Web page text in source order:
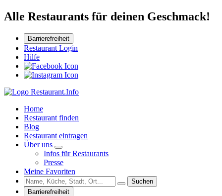
Alle Restaurants für deinen Geschmack!
Barrierefreiheit
Restaurant Login
Hilfe
Home
Restaurant finden
Blog
Restaurant eintragen
Über uns
Infos für Restaurants
Presse
Meine Favoriten
Suchen
Barrierefreiheit